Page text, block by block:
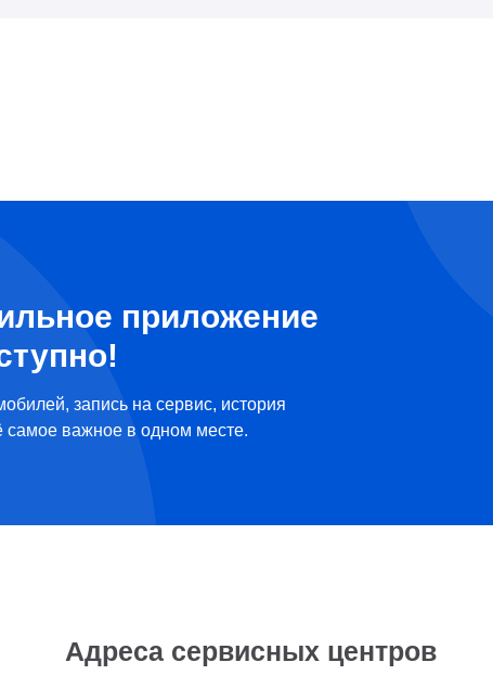
приложение
запись на сервис, история
важное в одном месте.
Адреса сервисных центров